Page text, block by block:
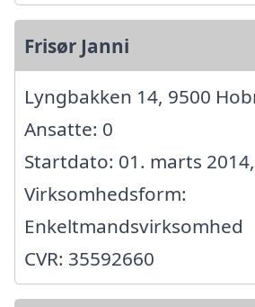
Frisør Janni
Lyngbakken 14, 9500
Ansatte: 0
Startdato: 01. marts 2014,
Virksomhedsform:
Enkeltmandsvirksomhed
CVR: 35592660